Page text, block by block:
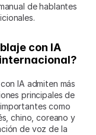
de hablantes
con IA
IA admiten más
principales de
como
chino, coreano y
de voz de la